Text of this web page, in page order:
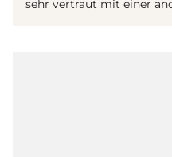
sehr vertraut mit einer